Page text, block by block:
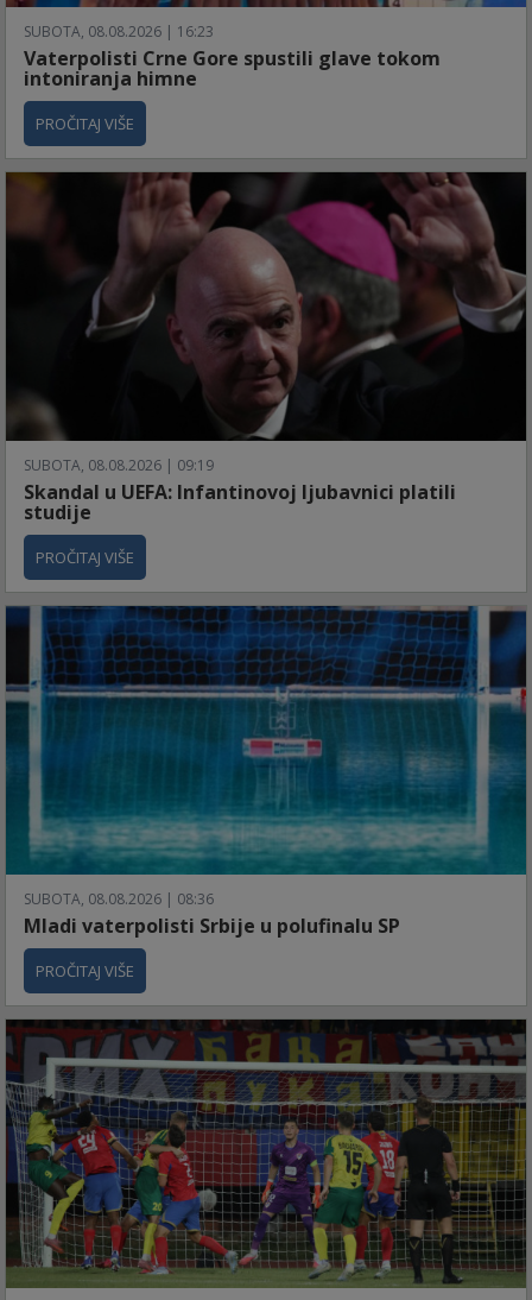
SUBOTA, 08.08.2026 | 16:23
Vaterpolisti Crne Gore spustili glave tokom
intoniranja himne
PROČITAJ VIŠE
SUBOTA, 08.08.2026 | 09:19
Skandal u UEFA: Infantinovoj ljubavnici platili
studije
PROČITAJ VIŠE
SUBOTA, 08.08.2026 | 08:36
Mladi vaterpolisti Srbije u polufinalu SP
PROČITAJ VIŠE